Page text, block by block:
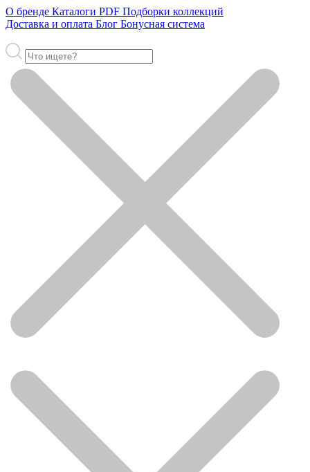
О бренде Каталоги PDF Подборки коллекций
Доставка и оплата Блог Бонусная система